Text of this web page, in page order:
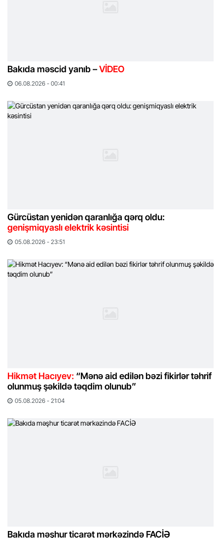
Bakıda məscid yanıb –VİDEO
06.08.2026 - 00:41
Gürcüstan yenidən qaranlığa qərq oldu:
genişmiqyaslı elektrik kəsintisi
05.08.2026 - 23:51
Hikmət Hacıyev: “Mənə aid edilən bəzi fikirlər təhrif
olunmuş şəkildə təqdim olunub”
05.08.2026 - 21:04
Bakıda məşhur ticarət mərkəzində FACİƏ